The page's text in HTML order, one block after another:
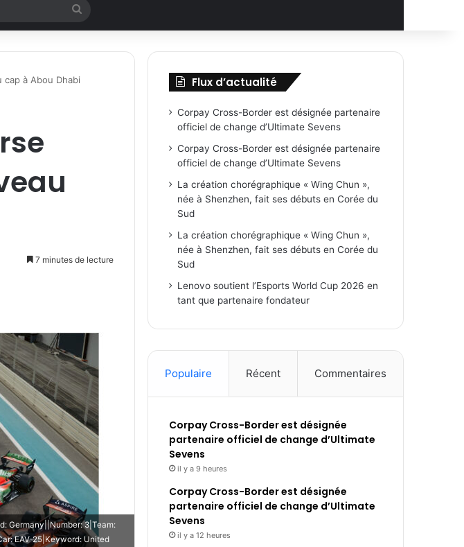
Rechercher
à Abou Dhabi
7 minutes de lecture
Germany||Number: 3|Team:
EAV-25|Keyword: United
Flux d’actualité
Corpay Cross-Border est désignée partenaire
officiel de change d’Ultimate Sevens
Corpay Cross-Border est désignée partenaire
officiel de change d’Ultimate Sevens
La création chorégraphique « Wing Chun »,
née à Shenzhen, fait ses débuts en Corée du
Sud
La création chorégraphique « Wing Chun »,
née à Shenzhen, fait ses débuts en Corée du
Sud
Lenovo soutient l’Esports World Cup 2026 en
tant que partenaire fondateur
Populaire Récent Commentaires
Corpay Cross-Border est désignée
partenaire officiel de change d’Ultimate
Sevens
il y a 9 heures
Corpay Cross-Border est désignée
partenaire officiel de change d’Ultimate
Sevens
il y a 12 heures